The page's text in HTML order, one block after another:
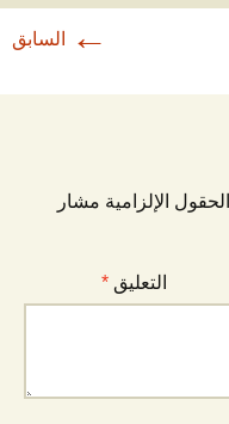
← السابق
الحقول الإلزامية مشار
التعليق *